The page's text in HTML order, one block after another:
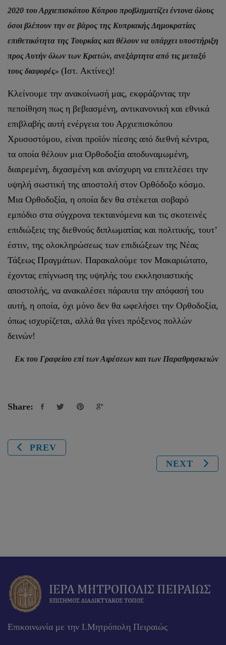
2020 του Αρχιεπισκόπου Κύπρου προβληματίζει έντονα όλους
όσοι βλέπουν την σε βάρος της Κυπριακής Δημοκρατίας
επιθετικότητα της Τουρκίας και θέλουν να υπάρχει υποστήριξη
προς Αυτήν όλων των Κρατών, ανεξάρτητα από τις μεταξύ
τους διαφορές» (Ιστ. Ακτίνες)!
Κλείνουμε την ανακοίνωσή μας, εκφράζοντας την
πεποίθηση πως η βεβιασμένη, αντικανονική και εθνικά
επιβλαβής αυτή ενέργεια του Αρχιεπισκόπου
Χρυσοστόμου, είναι προϊόν πίεσης από διεθνή κέντρα,
τα οποία θέλουν μια Ορθοδοξία αποδυναμωμένη,
διαιρεμένη, διχασμένη και ανίσχυρη να επιτελέσει την
υψηλή σωστική της αποστολή στον Ορθόδοξο κόσμο.
Μια Ορθοδοξία, η οποία δεν θα στέκεται σοβαρό
εμπόδιο στα σύγχρονα τεκταινόμενα και τις σκοτεινές
επιδιώξεις της διεθνούς διπλωματίας και πολιτικής, τουτ’
έστιν, της ολοκληρώσεως των επιδιώξεων της Νέας
Τάξεως Πραγμάτων. Παρακαλούμε τον Μακαριώτατο,
έχοντας επίγνωση της υψηλής του εκκλησιαστικής
αποστολής, να ανακαλέσει πάραυτα την απόφασή του
αυτή, η οποία, όχι μόνο δεν θα ωφελήσει την Ορθοδοξία,
όπως ισχυρίζεται, αλλά θα γίνει πρόξενος πολλών
δεινών!
Εκ του Γραφείου επί των Αιρέσεων και των Παραθρησκειών
Share:
PREV
NEXT
Επικοινωνία με την Ι.Μητρόπολη Πειραιώς